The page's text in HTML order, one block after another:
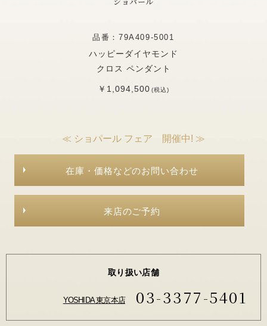
品番：79A409-5001
ハッピーダイヤモンド
クロス ペンダント
￥1,094,500(税込)
≪ ショパール フェア 開催中! ≫
在庫・価格などのお問い合わせ
来店のご予約
取り扱い店舗
YOSHIDA 東京本店 03-3377-5401